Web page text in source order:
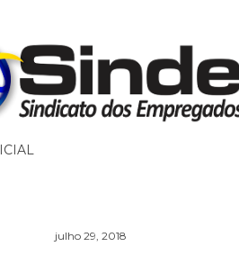
julho 29, 2018